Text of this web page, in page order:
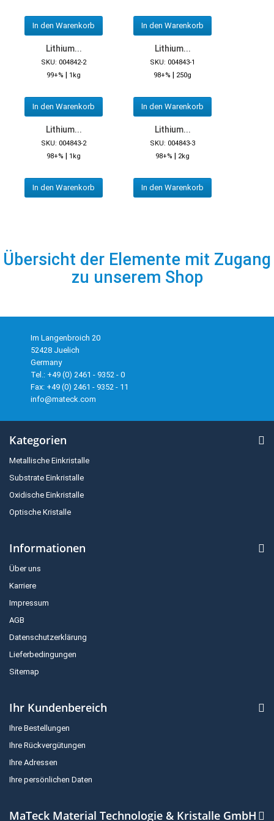
In den Warenkorb In den Warenkorb
Lithium...
SKU: 004842-2
99+% | 1kg
In den Warenkorb
Lithium...
SKU: 004843-1
98+% | 250g
In den Warenkorb
Lithium...
SKU: 004843-2
98+% | 1kg
In den Warenkorb
Lithium...
SKU: 004843-3
98+% | 2kg
In den Warenkorb
Übersicht der Elemente mit Zugang
zu unserem Shop
Im Langenbroich 20
52428 Juelich
Germany
Tel.: +49 (0) 2461 - 9352 - 0
Fax: +49 (0) 2461 - 9352 - 11
info@mateck.com
Kategorien
Metallische Einkristalle
Substrate Einkristalle
Oxidische Einkristalle
Optische Kristalle
Informationen
Über uns
Karriere
Impressum
AGB
Datenschutzerklärung
Lieferbedingungen
Sitemap
Ihr Kundenbereich
Ihre Bestellungen
Ihre Rückvergütungen
Ihre Adressen
Ihre persönlichen Daten
MaTeck Material Technologie & Kristalle GmbH